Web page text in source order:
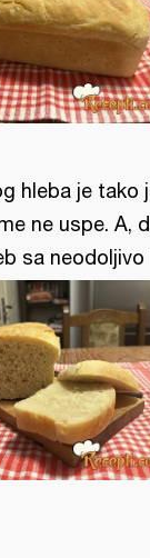
hleba je tako
ne uspe. A,
sa